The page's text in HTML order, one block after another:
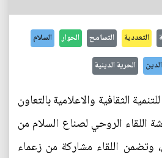
التعددية التسامح الحوار السلام
الحرية الدينية
الثقافية والاعلامية بالتعاون
اللقاء الروحي لصناع السلام من
وتضمن اللقاء مشاركة من زعماء